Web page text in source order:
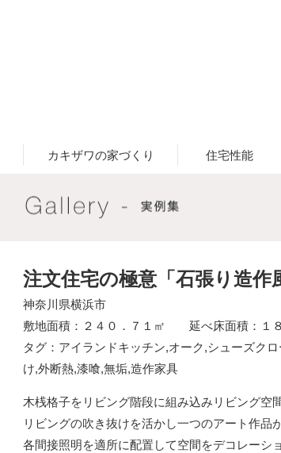
カキザワの家づくり 住宅性能
注文住宅の極意「石張り造作
神奈川県横浜市
敷地面積：２４０．７１㎡ 延べ床面積：１
タグ： アイランドキッチン,オーク,シューズクロ
け,外断熱,漆喰,無垢,造作家具
木桟格子をリビング階段に組み込みリビング空
リビングの吹き抜けを活かし一つのアート作品
各間接照明を適所に配置して空間をデコレーシ